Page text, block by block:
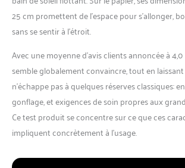
25 cm promettent de l’espace pour s’allonger,
sans se sentir à l’étroit.
Avec une moyenne d’avis clients annoncée à
semble globalement convaincre, tout en
n’échappe pas à quelques réserves classiques:
gonflage, et exigences de soin propres aux
Ce test produit se concentre sur ce que ces
impliquent concrètement à l’usage.